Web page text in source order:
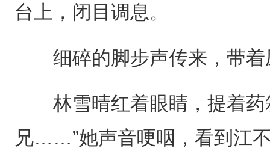
台上，闭目调息。
细碎的脚步声传来，带着
林雪晴红着眼睛，提着药
兄……”她声音哽咽，看到江